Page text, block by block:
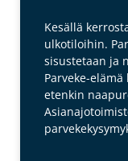
Kesällä
ulkotiloihin.
sisustetaan ja
Parveke-
etenkin